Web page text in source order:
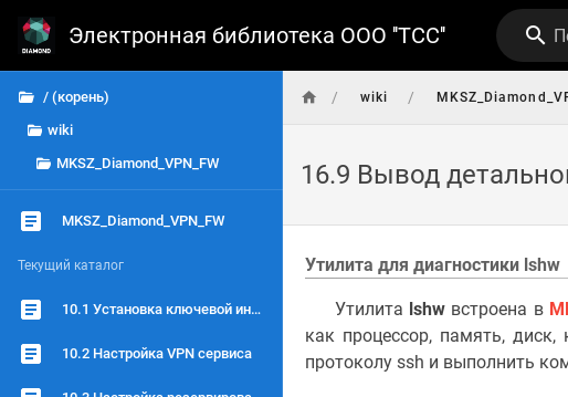
Электронная библиотека ООО ''ТСC''
/ (корень)
wiki
MKSZ_Diamond_VPN_FW
MKSZ_Diamond_VPN_FW
Текущий каталог
10.1 Установка ключевой информации
10.2 Настройка VPN сервиса
/ wiki /
16.9 Вывод
Утилита для диагностики lshw
Утилита lshw встроена в
как процессор, память,
протоколу ssh и выполнить